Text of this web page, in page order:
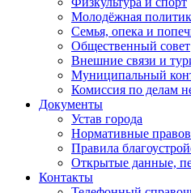
Молодёжная
Семья, опека и
Общественный совет
Внешние связи и
Муниципальный
Комиссия по делам
Документы
Устав города
Нормативные
Правила
Открытые данные,
Контакты